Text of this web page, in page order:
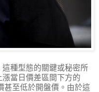
種型態的關鍵或秘密所
當日價差區間下方的
甚至低於開盤價。由於這